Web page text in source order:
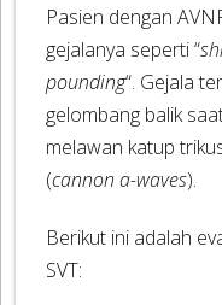
Pasien dengan
gejalanya seperti “
pounding“. Gejala
gelombang balik
melawan katup
(cannon a-waves).
Berikut ini adalah
SVT: